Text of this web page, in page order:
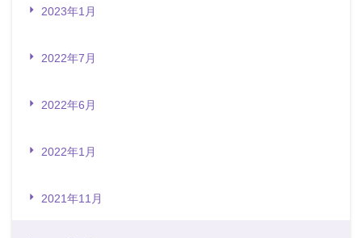
2023年1月
2022年7月
2022年6月
2022年1月
2021年11月